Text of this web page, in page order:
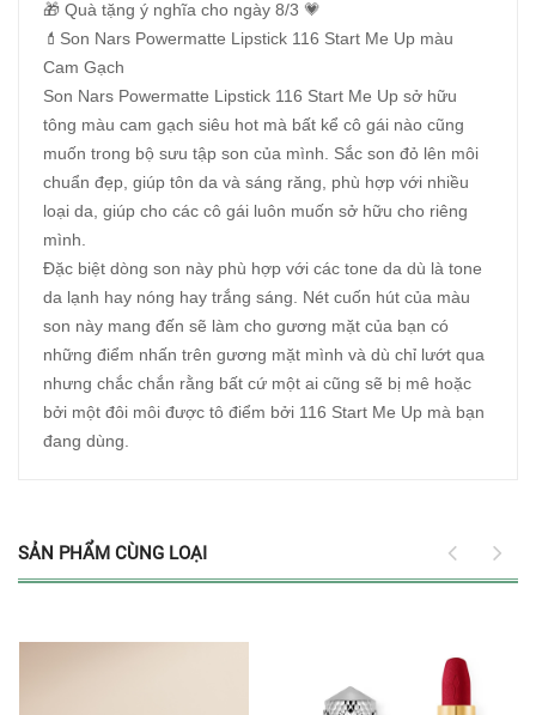
🎁 Quà tặng ý nghĩa cho ngày 8/3 💗
💄Son Nars Powermatte Lipstick 116 Start Me Up màu
Cam Gạch
Son Nars Powermatte Lipstick 116 Start Me Up sở hữu
tông màu cam gạch siêu hot mà bất kể cô gái nào cũng
muốn trong bộ sưu tập son của mình. Sắc son đỏ lên môi
chuẩn đẹp, giúp tôn da và sáng răng, phù hợp với nhiều
loại da, giúp cho các cô gái luôn muốn sở hữu cho riêng
mình.
Đặc biệt dòng son này phù hợp với các tone da dù là tone
da lạnh hay nóng hay trắng sáng. Nét cuốn hút của màu
son này mang đến sẽ làm cho gương mặt của bạn có
những điểm nhấn trên gương mặt mình và dù chỉ lướt qua
nhưng chắc chắn rằng bất cứ một ai cũng sẽ bị mê hoặc
bởi một đôi môi được tô điểm bởi 116 Start Me Up mà bạn
đang dùng.
SẢN PHẨM CÙNG LOẠI